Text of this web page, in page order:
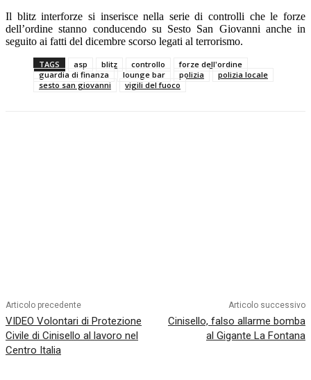
Il blitz interforze si inserisce nella serie di controlli che le forze
dell’ordine stanno conducendo su Sesto San Giovanni anche in
seguito ai fatti del dicembre scorso legati al terrorismo.
TAGS asp blitz controllo
forze dell'ordine
guardia di finanza
lounge bar polizia
polizia locale
sesto san giovanni
vigili del fuoco
Articolo precedente
VIDEO Volontari di Protezione
Civile di Cinisello al lavoro nel
Centro Italia
Articolo successivo
Cinisello, falso allarme bomba
al Gigante La Fontana